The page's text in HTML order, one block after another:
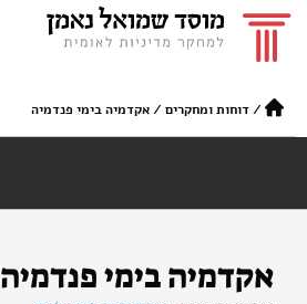
/דוחות ומחקרים /אקדמיה בימי פנדמיה
אקדמיה בימי פנדמיה